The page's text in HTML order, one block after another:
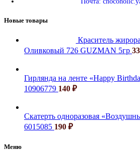
Новые товары
Краситель
Оливковый 726 GUZMAN 5гр
Гирлянда на ленте «Happy
10906779 140 ₽
Скатерть одноразовая
6015085 190 ₽
Меню